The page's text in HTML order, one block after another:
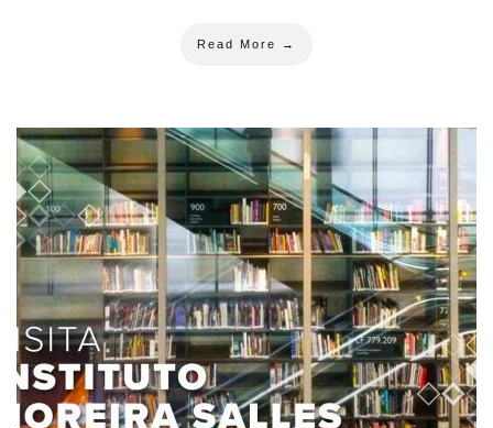
Read More →